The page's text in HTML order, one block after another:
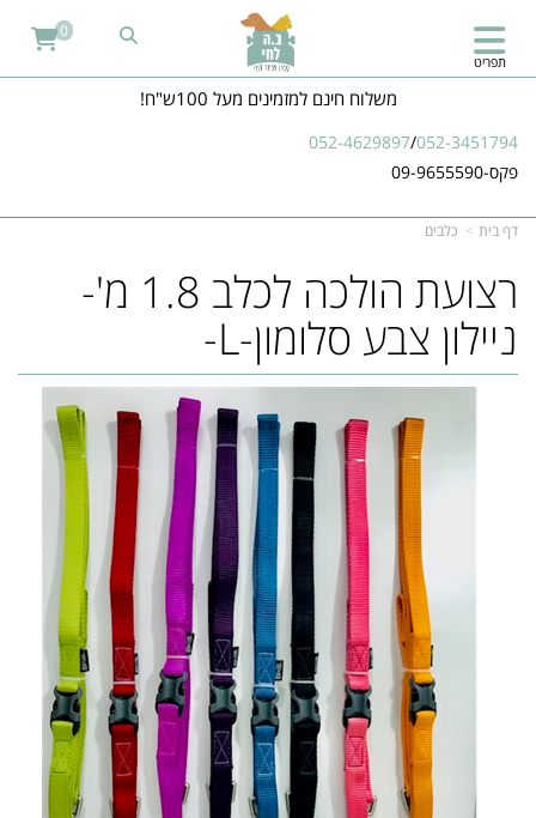
משלוח חינם למזמינים מעל 100ש"ח!
052-4629897/052-3451794
פקס-09-9655590
תפריט
0
דף בית כלבים
רצועת הולכה לכלב 1.8 מ'-
ניילון צבע סלומון-L-